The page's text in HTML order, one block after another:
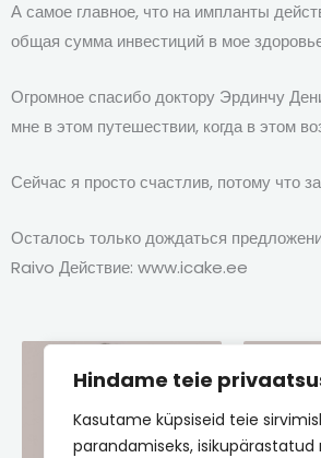
Hindame teie
Kasutame küpsiseid teie
parandamiseks, isikupärastatud
А самое главное, что на импланты
общая сумма инвестиций в мое
Огромное спасибо доктору Эрдинчу
мне в этом путешествии, когда в этом
Сейчас я просто счастлив, потому что
Осталось только дождаться
Raivo Действие: www.icake.ee